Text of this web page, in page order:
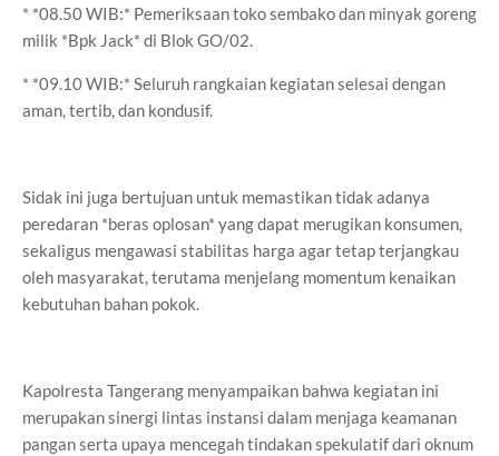
* *08.50 WIB:* Pemeriksaan toko sembako dan minyak goreng
milik *Bpk Jack* di Blok GO/02.
* *09.10 WIB:* Seluruh rangkaian kegiatan selesai dengan
aman, tertib, dan kondusif.
Sidak ini juga bertujuan untuk memastikan tidak adanya
peredaran *beras oplosan* yang dapat merugikan konsumen,
sekaligus mengawasi stabilitas harga agar tetap terjangkau
oleh masyarakat, terutama menjelang momentum kenaikan
kebutuhan bahan pokok.
Kapolresta Tangerang menyampaikan bahwa kegiatan ini
merupakan sinergi lintas instansi dalam menjaga keamanan
pangan serta upaya mencegah tindakan spekulatif dari oknum